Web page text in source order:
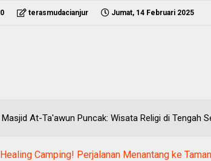
0 terasmudacianjur Jumat, 14 Februari 2025
Masjid At-Ta'awun Puncak: Wisata Religi di Tengah
Healing Camping! Perjalanan Menantang ke